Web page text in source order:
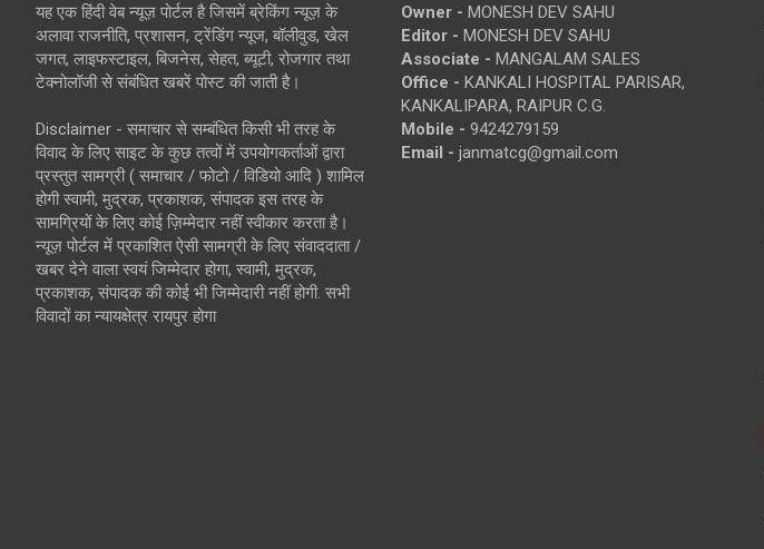
यह एक हिंदी वेब न्यूज़ पोर्टल है जिसमें ब्रेकिंग न्यूज़ के
अलावा राजनीति, प्रशासन, ट्रेंडिंग न्यूज, बॉलीवुड, खेल
जगत, लाइफस्टाइल, बिजनेस, सेहत, ब्यूटी, रोजगार तथा
टेक्नोलॉजी से संबंधित खबरें पोस्ट की जाती है।
Disclaimer - समाचार से सम्बंधित किसी भी तरह के
विवाद के लिए साइट के कुछ तत्वों में उपयोगकर्ताओं द्वारा
प्रस्तुत सामग्री ( समाचार / फोटो / विडियो आदि ) शामिल
होगी स्वामी, मुद्रक, प्रकाशक, संपादक इस तरह के
सामग्रियों के लिए कोई ज़िम्मेदार नहीं स्वीकार करता है।
न्यूज़ पोर्टल में प्रकाशित ऐसी सामग्री के लिए संवाददाता /
खबर देने वाला स्वयं जिम्मेदार होगा, स्वामी, मुद्रक,
प्रकाशक, संपादक की कोई भी जिम्मेदारी नहीं होगी. सभी
विवादों का न्यायक्षेत्र रायपुर होगा
Owner - MONESH DEV SAHU
Editor - MONESH DEV SAHU
Associate - MANGALAM SALES
Office - KANKALI HOSPITAL PARISAR,
KANKALIPARA, RAIPUR C.G.
Mobile - 9424279159
Email - janmatcg@gmail.com